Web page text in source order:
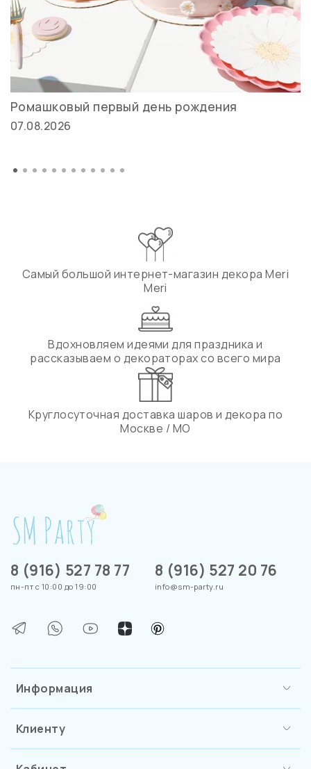
Ромашковый первый день рождения
07.08.2026
Самый большой интернет-магазин декора Meri
Meri
Вдохновляем идеями для праздника и
рассказываем о декораторах со всего мира
Круглосуточная доставка шаров и декора по
Москве / МО
Информация
Клиенту
8 (916) 527 78 77
пн-пт с 10:00 до 19:00
8 (916) 527 20 76
info@sm-party.ru